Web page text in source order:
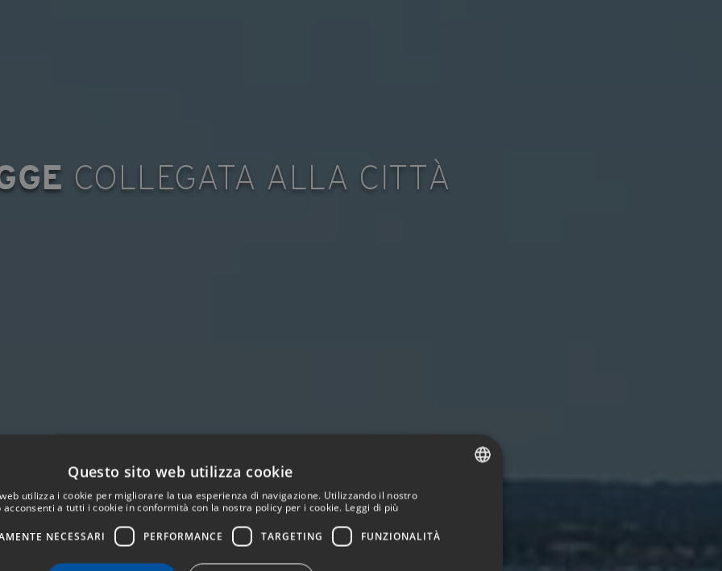
COLLEGATA ALLA CITTÀ
Questo sito web utilizza cookie
utilizza i cookie per migliorare la tua esperienza di navigazione. Utilizzando il nostro
acconsenti a tutti i cookie in conformità con la nostra policy per i cookie. Leggi di più
NECESSARI PERFORMANCE TARGETING FUNZIONALITÀ